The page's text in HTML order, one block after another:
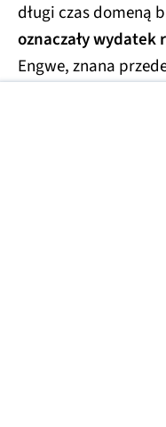
długi czas domeną
oznaczały wydatek
Engwe, znana